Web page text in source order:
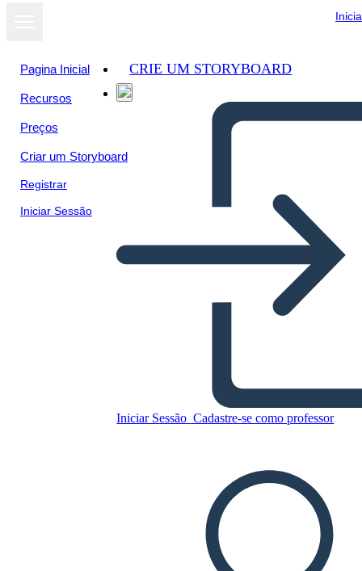
Pagina Inicial
Recursos
Preços
Criar um Storyboard
Registrar
Iniciar Sessão
CRIE UM STORYBOARD
Iniciar Sessão Cadastre-se como professor
Copie este storyboard
REPRODUZIR APRESENTAÇÃO DE SLIDES
LEIA PRA MIM
Ver como
apresentação